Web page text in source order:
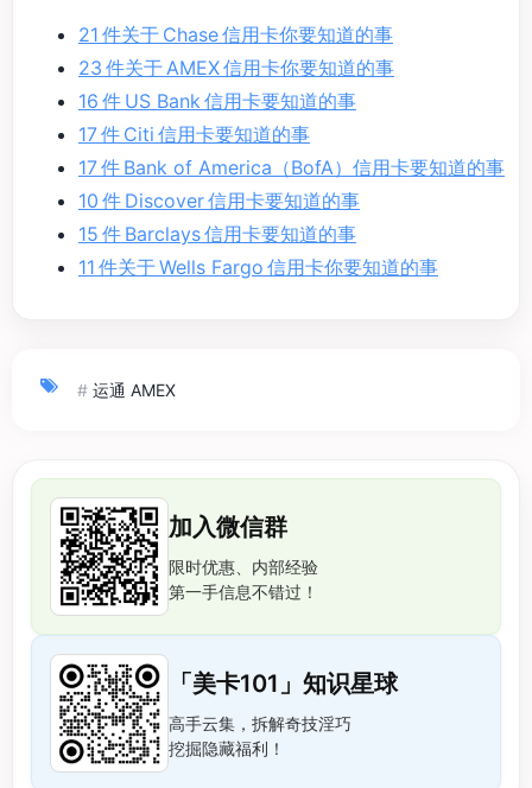
21 件关于 Chase 信用卡你要知道的事
23 件关于 AMEX 信用卡你要知道的事
16 件 US Bank 信用卡要知道的事
17 件 Citi 信用卡要知道的事
17 件 Bank of America（BofA）信用卡要知道的事
10 件 Discover 信用卡要知道的事
15 件 Barclays 信用卡要知道的事
11 件关于 Wells Fargo 信用卡你要知道的事
# 运通 AMEX
加入微信群
限时优惠、内部经验
第一手信息不错过！
「美卡101」知识星球
高手云集，拆解奇技淫巧
挖掘隐藏福利！